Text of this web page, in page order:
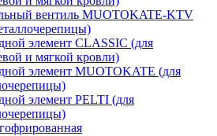
вентиль MUOTOKATE-KTV
элемент CLASSIC (для
и мягкой кровли)
элемент MUOTOKATE (для
элемент PELTI (для